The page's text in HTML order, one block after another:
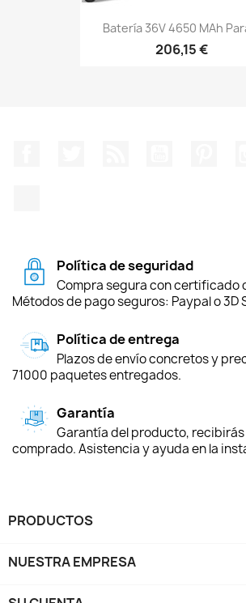
Batería 36V 4650 MAh
206,15 €
Política de seguridad
Compra segura con certificado
Métodos de pago seguros: Paypal o 3D
Política de entrega
Plazos de envío concretos y
71000 paquetes entregados.
Garantía
Garantía del producto, recibirás
comprado. Asistencia y ayuda en la
PRODUCTOS
NUESTRA EMPRESA